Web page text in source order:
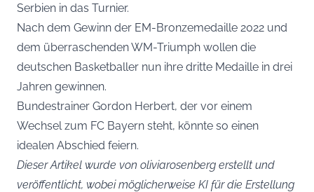
Serbien in das Turnier.
Nach dem Gewinn der EM-Bronzemedaille 2022 und
dem überraschenden WM-Triumph wollen die
deutschen Basketballer nun ihre dritte Medaille in drei
Jahren gewinnen.
Bundestrainer Gordon Herbert, der vor einem
Wechsel zum FC Bayern steht, könnte so einen
idealen Abschied feiern.
Dieser Artikel wurde von oliviarosenberg erstellt und
veröffentlicht, wobei möglicherweise KI für die Erstellung